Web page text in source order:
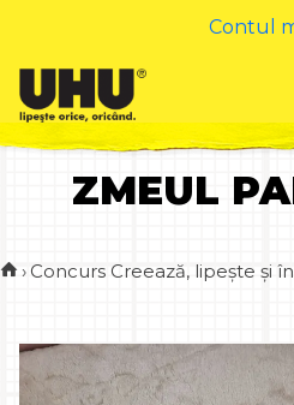
Contul
ZMEUL
› Concurs Creează, lipește și